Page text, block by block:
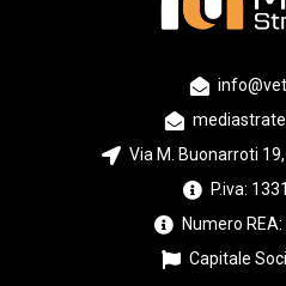
Via M. Buonarroti
P.iva:
Numero
Capitale